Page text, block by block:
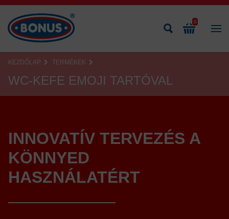
0
KEZDŐLAP TERMÉKEK
WC-KEFE EMOJI TARTÓVAL
INNOVATÍV TERVEZÉS A
KÖNNYED
HASZNÁLATÉRT